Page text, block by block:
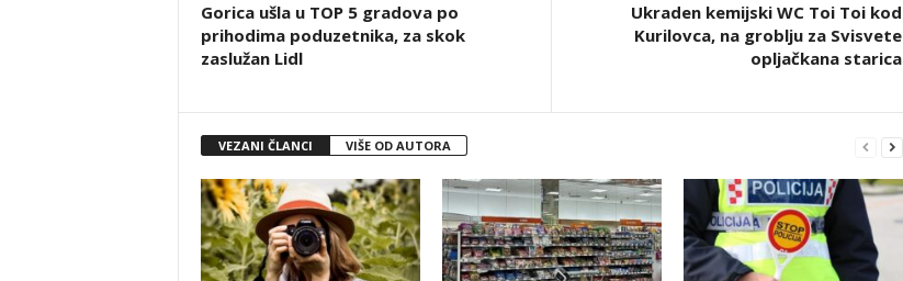
Gorica ušla u TOP 5 gradova po
prihodima poduzetnika, za skok
zaslužan Lidl
Ukraden kemijski WC Toi Toi kod
Kurilovca, na groblju za Svisvete
opljačkana starica
VEZANI ČLANCI VIŠE OD AUTORA